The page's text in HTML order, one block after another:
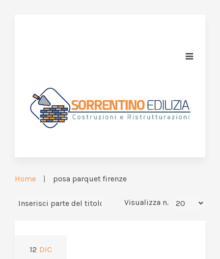
Home posa parquet firenze
Visualizza n.
12 DIC